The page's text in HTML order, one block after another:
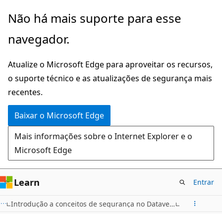
Pular
o
principal
Não há mais suporte para esse
navegador.
Atualize o Microsoft Edge para aproveitar os recursos,
o suporte técnico e as atualizações de segurança mais
recentes.
Baixar o Microsoft Edge
Mais informações sobre o Internet Explorer e o
Microsoft Edge
Learn Entrar
Introdução a conceitos de segurança no Dataverse